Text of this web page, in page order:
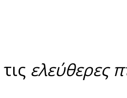
τις ελεύθερες